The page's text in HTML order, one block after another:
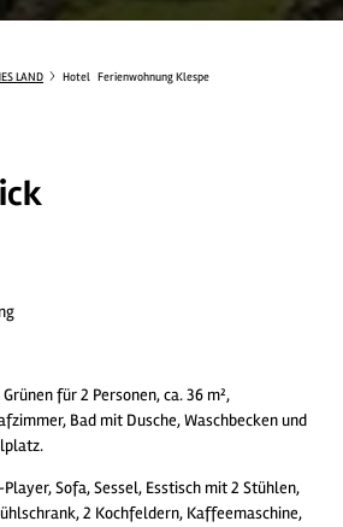
LAND Hotel Ferienwohnung Klespe
für 2 Personen, ca. 36 m²,
Bad mit Dusche, Waschbecken und
Sofa, Sessel, Esstisch mit 2 Stühlen,
2 Kochfeldern, Kaffeemaschine,